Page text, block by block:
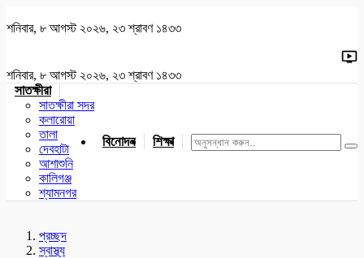
শনিবার, ৮ আগস্ট ২০২৬, ২৩ শ্রাবণ ১৪৩৩
শনিবার, ৮ আগস্ট ২০২৬, ২৩ শ্রাবণ ১৪৩৩
সাতক্ষীরা
সাতক্ষীরা সদর
কলারোয়া
তালা
দেবহাটা
আশাশুনি
কালিগঞ্জ
শ্যামনগর
বিনোদন শিক্ষা খেলাধুলা জাতীয় যশোর
প্রচ্ছদ
স্বাস্থ্য